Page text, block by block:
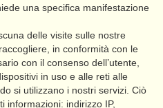
una specifica manifestazione
delle visite sulle nostre
in conformità con le
con il consenso dell’utente,
in uso e alle reti alle
si utilizzano i nostri servizi. Ciò
informazioni: indirizzo IP,